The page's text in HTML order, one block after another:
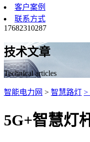
客户案例
联系方式
17682310287
技术文章
Technical articles
智能电力网 > 智慧路灯 >
5G+智慧灯